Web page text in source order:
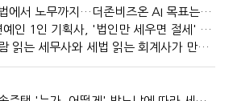
세법에서 노무까지…더존비즈온 AI 목표는 '전문가의 시간'
"연예인 1인 기획사, '법인만 세우면 절세' 시대 끝났다"
사람 읽는 세무사와 세법 읽는 회계사가 만나면?